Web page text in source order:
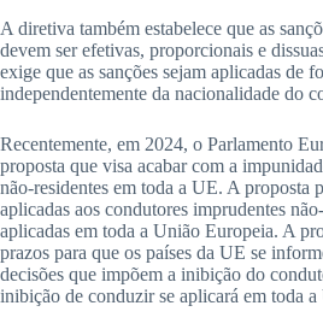
A diretiva também estabelece que as
devem ser efetivas, proporcionais e
exige que as sanções sejam aplicadas de
independentemente da nacionalidade do
Recentemente, em 2024, o Parlamento
proposta que visa acabar com a
não-residentes em toda a UE. A proposta
aplicadas aos condutores imprudentes
aplicadas em toda a União Europeia. A
prazos para que os países da UE se
decisões que impõem a inibição do
inibição de conduzir se aplicará em toda a